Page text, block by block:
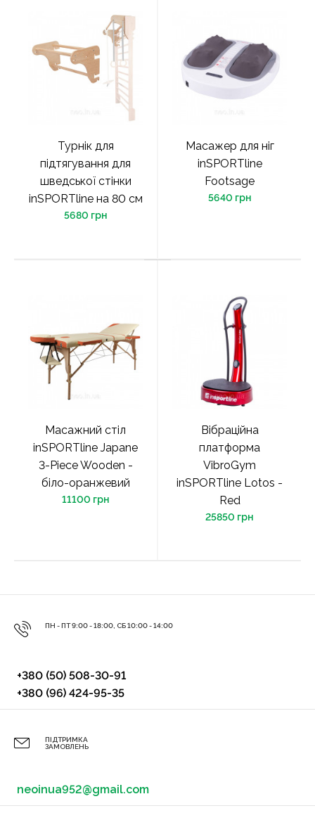
Турнік для
підтягування для
шведської стінки
inSPORTline на 80 см
5680 грн
Масажер для ніг
inSPORTline
Footsage
5640 грн
Масажний стіл
inSPORTline Japane
3-Piece Wooden -
біло-оранжевий
11100 грн
Вібраційна
платформа
VibroGym
inSPORTline Lotos -
Red
25850 грн
ПН - ПТ 9:00 - 18:00, СБ 10:00 - 14:00
+380 (50) 508-30-91
+380 (96) 424-95-35
ПІДТРИМКА
ЗАМОВЛЕНЬ
neoinua952@gmail.com